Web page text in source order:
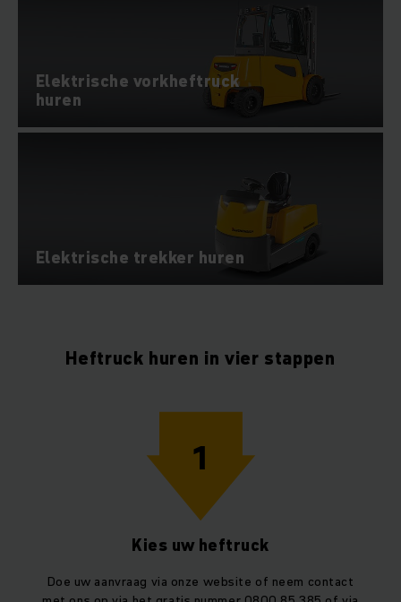
Elektrische vorkheftruck
huren
Elektrische trekker huren
Heftruck huren in vier stappen
1
Kies uw heftruck
Doe uw aanvraag via onze website of neem contact